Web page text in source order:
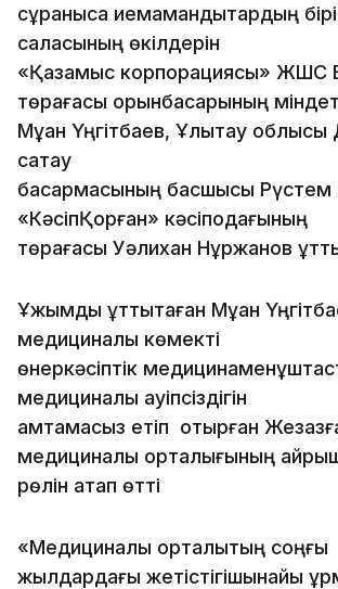
сұранысқа иемамандықтардың
саласының өкілдерін
«Қазақмыс корпорациясы» ЖШС
төрағасы орынбасарының
Мұқан Үңгітбаев, Ұлытау облысы
сақтау
басқармасының басшысы
«КәсіпҚорған» кәсіподағының
төрағасы Уәлихан Нұржанов
Ұжымды құттықтаған Мұқан
медициналық көмекті
өнеркәсіптік
медициналық қауіпсіздігін
қамтамасыз етіп отырған
медициналық орталығының
рөлін атап өтті
«Медициналық орталықтың соңғы
жылдардағы жетістігішынайы